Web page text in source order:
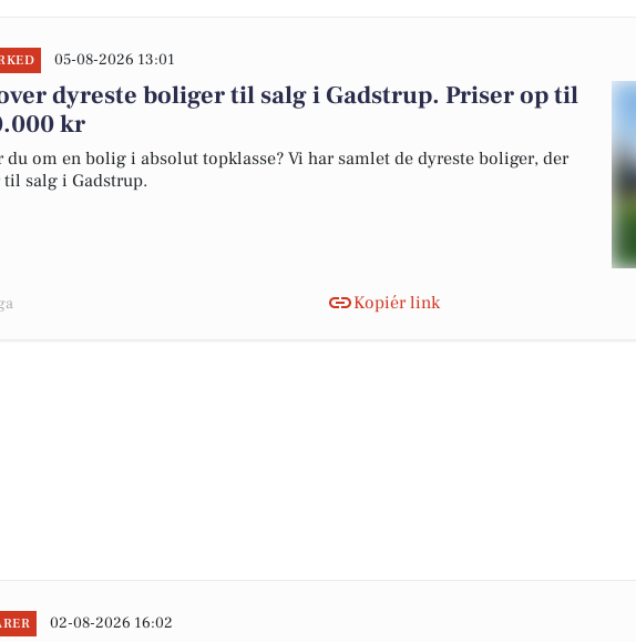
05-08-2026 13:01
dyreste boliger til salg i Gadstrup. Priser op til
kr
du om en bolig i absolut topklasse? Vi har samlet de dyreste boliger, der
salg i Gadstrup.
Kopiér link
02-08-2026 16:02